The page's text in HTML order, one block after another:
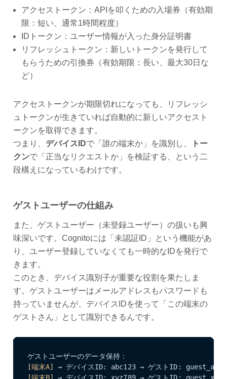
アクセストークン：APIを叩くための入場券（有効期
限：短い、通常1時間程度）
IDトークン：ユーザー情報が入った身分証明書
リフレッシュトークン：新しいトークンを発行して
もらうための引換券（有効期限：長い、最大30日な
ど）
アクセストークンが期限切れになっても、リフレッシ
ュトークンが生きていれば自動的に新しいアクセスト
ークンを取得できます。
つまり、 デバイスIDで「誰の端末か」を識別し、
トー
クンで「正当なリクエストか」を検証する、という二
段構えになっているわけです。
ゲストユーザーの仕組み
また、ゲストユーザー（未登録ユーザー）の扱いも興
味深いです。Cognitoには「未認証ID」という機能があ
り、ユーザー登録していなくても一時的なIDを発行で
きます。
このとき、デバイス識別子が重要な役割を果たしま
す。ゲストユーザーはメールアドレスもパスワードも
持っていませんが、デバイスIDを使って「この端末の
ゲストさん」として識別できるんです。
[端末A]